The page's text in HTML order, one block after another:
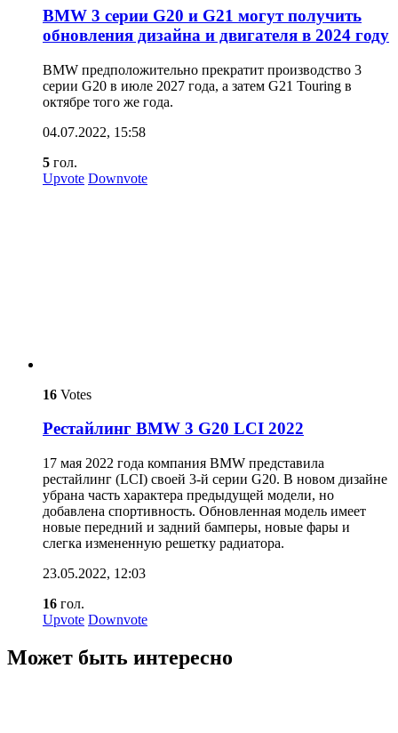
BMW 3 серии G20 и G21 могут получить
обновления дизайна и двигателя в 2024 году
BMW предположительно прекратит производство 3
серии G20 в июле 2027 года, а затем G21 Touring в
октябре того же года.
04.07.2022, 15:58
5 гол.
Upvote Downvote
16 Votes
Рестайлинг BMW 3 G20 LCI 2022
17 мая 2022 года компания BMW представила
рестайлинг (LCI) своей 3-й серии G20. В новом дизайне
убрана часть характера предыдущей модели, но
добавлена спортивность. Обновленная модель имеет
новые передний и задний бамперы, новые фары и
слегка измененную решетку радиатора.
23.05.2022, 12:03
16 гол.
Upvote Downvote
Может быть интересно